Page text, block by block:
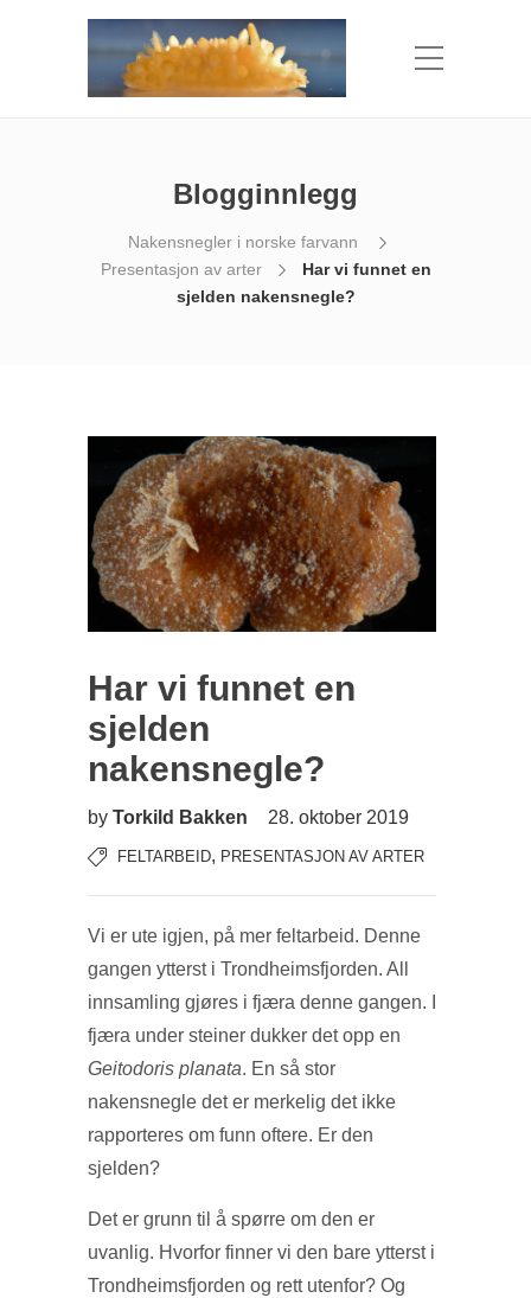
Blogginnlegg
Nakensnegler i norske farvann
Presentasjon av arter
Har vi funnet en
sjelden nakensnegle?
Har vi funnet en
sjelden
nakensnegle?
by Torkild Bakken 28. oktober 2019
FELTARBEID, PRESENTASJON AV ARTER
Vi er ute igjen, på mer feltarbeid. Denne
gangen ytterst i Trondheimsfjorden. All
innsamling gjøres i fjæra denne gangen. I
fjæra under steiner dukker det opp en
Geitodoris planata. En så stor
nakensnegle det er merkelig det ikke
rapporteres om funn oftere. Er den
sjelden?
Det er grunn til å spørre om den er
uvanlig. Hvorfor finner vi den bare ytterst i
Trondheimsfjorden og rett utenfor? Og